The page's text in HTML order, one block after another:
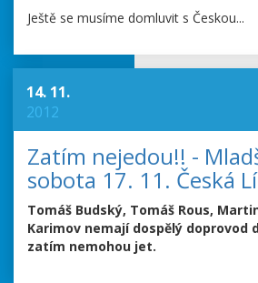
Ještě se musíme domluvit s Českou...
14. 11.
2012
Zatím nejedou!! -
sobota 17. 11. Česká
Tomáš Budský, Tomáš Rous,
Karimov nemají dospělý doprovod
zatím nemohou jet.